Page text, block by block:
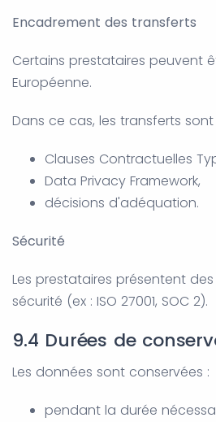
Encadrement des transferts
Certains prestataires peuvent
Européenne.
Dans ce cas, les transferts
Clauses Contractuelles
Data Privacy Framework,
décisions d'adéquation.
Sécurité
Les prestataires présentent
sécurité (ex : ISO 27001, SOC 2).
9.4 Durées de
Les données sont conservées :
pendant la durée